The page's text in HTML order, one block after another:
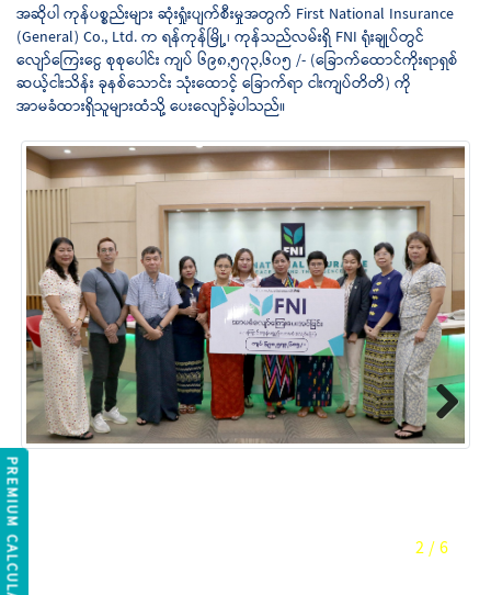
အဆိုပါ ကုန်ပစ္စည်းများ ဆုံးရှုံးပျက်စီးမှုအတွက် First National Insurance
(General) Co., Ltd. က ရန်ကုန်မြို့၊ ကုန်သည်လမ်းရှိ FNI ရုံးချုပ်တွင်
လျော်ကြေးငွေ စုစုပေါင်း ကျပ် ၆၉၈,၅၇၃,၆၀၅ /- (ခြောက်ထောင်ကိုးရာရှစ်
ဆယ့်ငါးသိန်း ခုနစ်သောင်း သုံးထောင့် ခြောက်ရာ ငါးကျပ်တိတိ) ကို
အာမခံထားရှိသူများထံသို့ ပေးလျော်ခဲ့ပါသည်။
2/6
Next